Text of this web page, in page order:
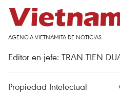
AGENCIA VIETNAMITA DE NOTICIAS
Editor en jefe: TRAN TIEN
Propiedad Intelectual